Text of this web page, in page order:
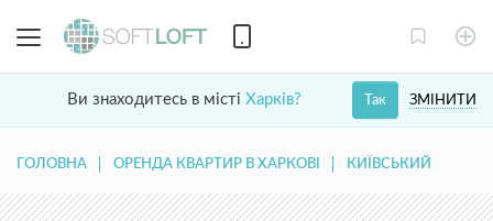
Ви знаходитесь в місті Харків? ЗМІНИТИ
Так
ГОЛОВНА ОРЕНДА КВАРТИР В ХАРКОВІ КИЇВСЬКИЙ